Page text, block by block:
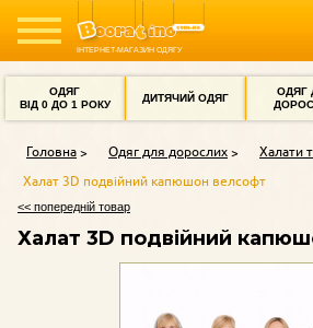
ІНТЕРНЕТ-МАГАЗИН ОДЯГУ
ОДЯГ
ВІД 0 ДО 1 РОКУ
ДИТЯЧИЙ ОДЯГ
ОДЯГ
Головна Одяг для дорослих
Халати
Халат 3D подвійний капюшон велсофт
<< попередній товар
Халат 3D подвійний